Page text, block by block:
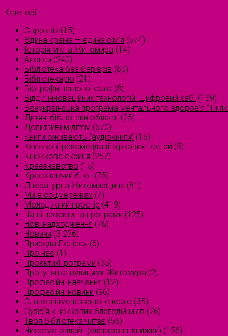
Категорії
Євроквіз (15)
Єдина країна — єдина сім’я (574)
Історія міста Житомира (14)
Анонси (240)
Бібліотека без бар'єрів (60)
Бібліотекарю (21)
Біографи нашого краю (8)
Відділ інноваційних технологій. Цифровий хаб. (139)
Всеукраїнська програма ментального здоров'я "Ти
Дитячі бібліотеки області (25)
Допитливим дітям (670)
Книги оживають (аудіокниги) (16)
Книжкові рекомендації зіркових гостей (5)
Книжкова скриня (257)
Краєзнавство (15)
Краєзнавчий блог (75)
Літературна Житомирщина (81)
Ми в соцмережах (7)
Молодіжний простір (419)
Наші проєкти та програми (125)
Нові надходження (76)
Новини (3 236)
Природа Полісся (6)
Про нас (1)
Проєкти/Програми (35)
Прогулянка вулицями Житомира (2)
Професійні навчання (12)
Професійні новини (96)
Славетні імена нашого краю (35)
Сузірʼя книжкових благодійників (26)
Твоя бібліотека читає (55)
Читаємо онлайн (електронні книжки) (156)